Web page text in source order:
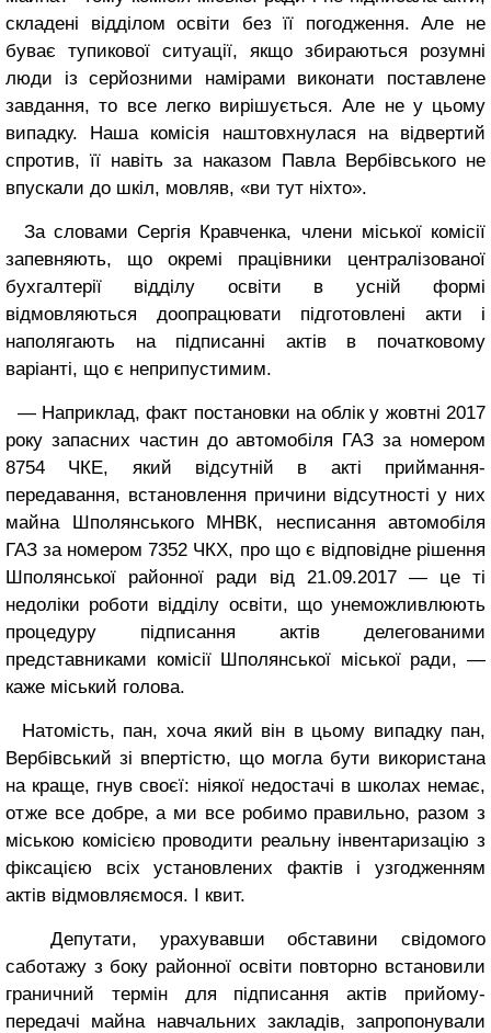
складені відділом освіти без її погодження. Але не
буває тупикової ситуації, якщо збираються розумні
люди із серйозними намірами виконати поставлене
завдання, то все легко вирішується. Але не у цьому
випадку. Наша комісія наштовхнулася на відвертий
спротив, її навіть за наказом Павла Вербівського не
впускали до шкіл, мовляв, «ви тут ніхто».
За словами Сергія Кравченка, члени міської комісії
запевняють, що окремі працівники централізованої
бухгалтерії відділу освіти в усній формі
відмовляються доопрацювати підготовлені акти і
наполягають на підписанні актів в початковому
варіанті, що є неприпустимим.
— Наприклад, факт постановки на облік у жовтні 2017
року запасних частин до автомобіля ГАЗ за номером
8754 ЧКЕ, який відсутній в акті приймання-
передавання, встановлення причини відсутності у них
майна Шполянського МНВК, несписання автомобіля
ГАЗ за номером 7352 ЧКХ, про що є відповідне рішення
Шполянської районної ради від 21.09.2017 — це ті
недоліки роботи відділу освіти, що унеможливлюють
процедуру підписання актів делегованими
представниками комісії Шполянської міської ради, —
каже міський голова.
Натомість, пан, хоча який він в цьому випадку пан,
Вербівський зі впертістю, що могла бути використана
на краще, гнув своєї: ніякої недостачі в школах немає,
отже все добре, а ми все робимо правильно, разом з
міською комісією проводити реальну інвентаризацію з
фіксацією всіх установлених фактів і узгодженням
актів відмовляємося. І квит.
Депутати, урахувавши обставини свідомого
саботажу з боку районної освіти повторно встановили
граничний термін для підписання актів прийому-
передачі майна навчальних закладів, запропонували